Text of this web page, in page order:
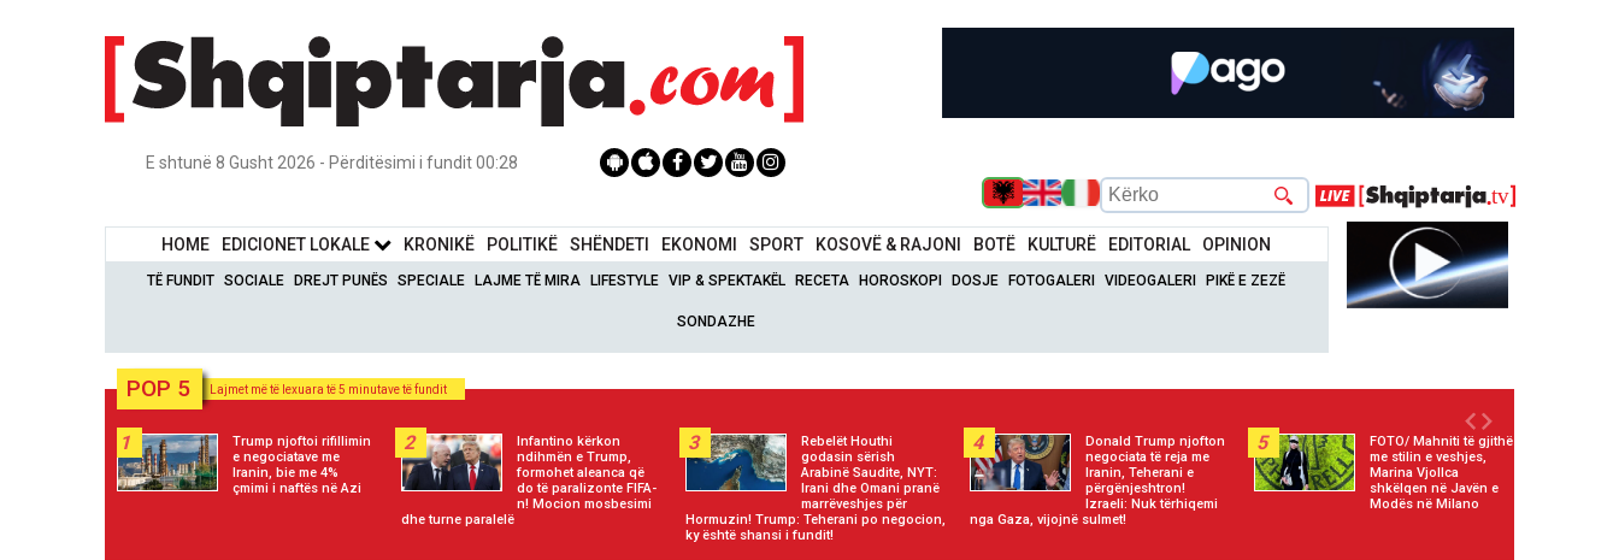
E shtunë 8 Gusht 2026 - Përditësimi i fundit 00:28
HOME EDICIONET LOKALE KRONIKË POLITIKË SHËNDETI EKONOMI SPORT KOSOVË & RAJONI BOTË KULTURË EDITORIAL OPINION
TË FUNDIT SOCIALE DREJT PUNËS SPECIALE LAJME TË MIRA LIFESTYLE VIP & SPEKTAKËL RECETA HOROSKOPI DOSJE FOTOGALERI VIDEOGALERI PIKË E ZEZË
SONDAZHE
POP 5 Lajmet më të lexuara të 5 minutave të fundit
1
Trump njoftoi rifillimin
e negociatave me
Iranin, bie me 4%
çmimi i naftës në Azi
2
Infantino kërkon
ndihmën e Trump,
formohet aleanca që
do të paralizonte FIFA-
n! Mocion mosbesimi
dhe turne paralelë
3
Rebelët Houthi
godasin sërish
Arabinë Saudite, NYT:
Irani dhe Omani pranë
marrëveshjes për
Hormuzin! Trump: Teherani po negocion,
ky është shansi i fundit!
4
Donald Trump njofton
negociata të reja me
Iranin, Teherani e
përgënjeshtron!
Izraeli: Nuk tërhiqemi
nga Gaza, vijojnë sulmet!
5
FOTO/ Mahniti të gjithë
me stilin e veshjes,
Marina Vjollca
shkëlqen në Javën e
Modës në Milano